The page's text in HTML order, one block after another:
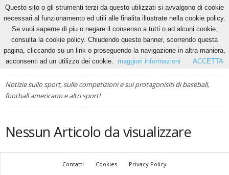
ATLETICA FOOTBALL AMERICANO NUOTO RUGBY VELA
ALTRI SPORT Home Altri Sport
Notizie sullo sport, sulle competizioni e sui protagonisiti di baseball,
football americano e altri sport!
Nessun Articolo da visualizzare
Contatti Cookies
Privacy Policy
Questo sito o gli strumenti terzi da questo utilizzati si avvalgono di cookie
necessari al funzionamento ed utili alle finalita illustrate nella cookie policy.
Se vuoi saperne di piu o negare il consenso a tutti o ad alcuni cookie,
consulta la cookie policy. Chiudendo questo banner, scorrendo questa
pagina, cliccando su un link o proseguendo la navigazione in altra maniera,
acconsenti ad un utilizzo dei cookie.
maggiori informazioni ACCETTA